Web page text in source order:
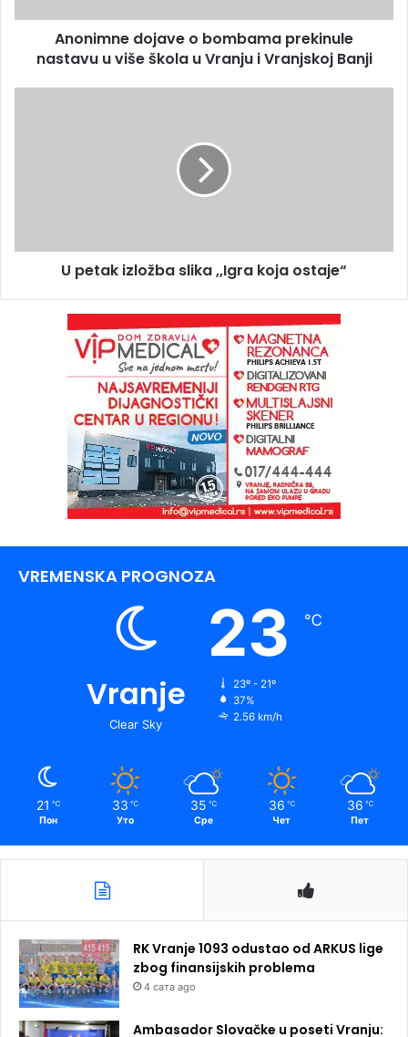
Anonimne dojave o bombama prekinule
nastavu u više škola u Vranju i Vranjskoj Banji
U petak izložba slika ,,Igra koja ostaje“
VREMENSKA PROGNOZA
Vranje
Clear Sky
23 ℃
23º - 21º
37%
2.56 km/h
21 ℃
Пон
33 ℃
Уто
35 ℃
Сре
36 ℃
Чет
36 ℃
Пет
RK Vranje 1093 odustao od ARKUS lige
zbog finansijskih problema
4 сата ago
Ambasador Slovačke u poseti Vranju: